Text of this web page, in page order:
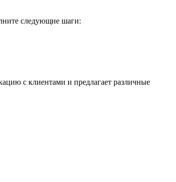
следующие шаги:
с клиентами и предлагает различные